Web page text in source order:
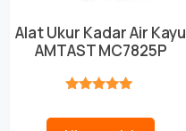
Alat Ukur Kadar Air Kayu
AMTAST MC7825P